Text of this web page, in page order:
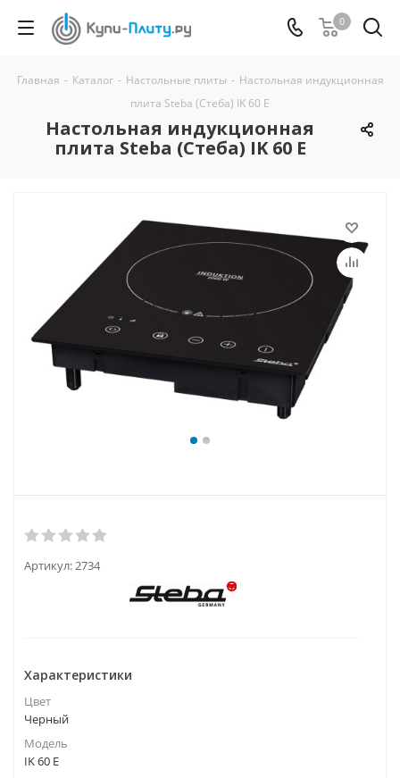
0
Главная - Каталог - Настольные плиты - Настольная индукционная
плита Steba (Стеба) IK 60 E
Настольная индукционная
плита Steba (Стеба) IK 60 E
Артикул:2734
Характеристики
Цвет
Черный
Модель
IK 60 E